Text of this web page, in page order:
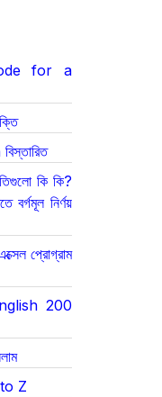
for a
কি কি?
বর্গমূল নির্ণয়
প্রোগ্রাম
200
to Z